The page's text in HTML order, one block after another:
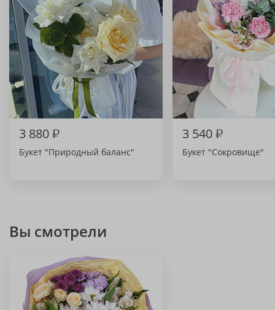
3 880₽
Букет "Природный баланс"
3 540₽
Букет "Сокровище"
Вы смотрели